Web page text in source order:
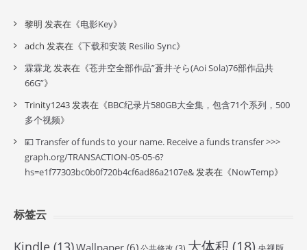
黎明 发表在《电影Key》
adch 发表在《下载和安装 Resilio Sync》
霖霖龙发表在《苍井空全部作品”蒼井そら(Aoi Sola)76部作品共
66G”》
Trinity1243发表在《BBC纪录片580GB大全集，包含71个系列，500
多个视频》
💴 Transfer of funds to your name. Receive a funds transfer >>>
graph.org/TRANSACTION-05-05-6?
hs=e1f77303bc0b0f720b4cf6ad86a2107e&发表在《NowTemp》
标签云
Kindle (13)Wallpaper (6) 大体积 (18)